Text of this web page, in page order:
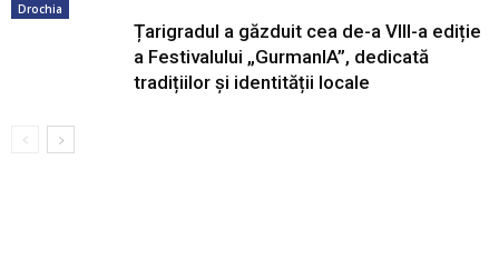
Drochia
Țarigradul a găzduit cea de-a VIII-a ediție
a Festivalului „GurmanIA”, dedicată
tradițiilor și identității locale